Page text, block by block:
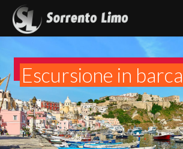
Escursione in barca